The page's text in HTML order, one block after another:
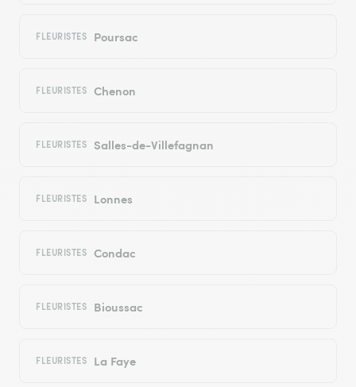
FLEURISTES Poursac
FLEURISTES Chenon
FLEURISTES Salles-de-Villefagnan
FLEURISTES Lonnes
FLEURISTES Condac
FLEURISTES Bioussac
FLEURISTES La Faye